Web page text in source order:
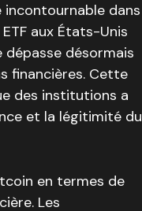
incontournable dans
aux États-Unis
désormais
financières. Cette
des institutions a
et la légitimité du
en termes de
Les